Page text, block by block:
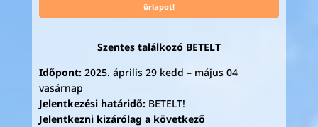
űrlapot!
Szentes találkozó BETELT
Időpont:2025. április 29 kedd – május 04
vasárnap
Jelentkezési határidő:BETELT!
Jelentkezni kizárólag a következő